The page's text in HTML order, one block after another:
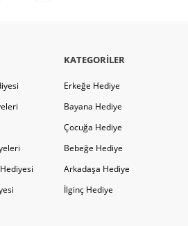
KATEGORILER
Erkeğe Hediye
Bayana Hediye
Çocuğa Hediye
Bebeğe Hediye
Arkadaşa Hediye
İlginç Hediye